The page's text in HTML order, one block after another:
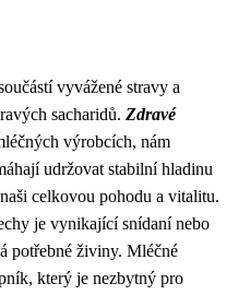
vyvážené stravy a
sacharidů. Zdravé
výrobcích, nám
udržovat stabilní hladinu
celkovou pohodu a vitalitu.
je vynikající snídaní nebo
potřebné živiny. Mléčné
který je nezbytný pro